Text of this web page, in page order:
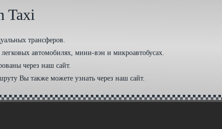
Taxi
трансферов.
автомобилях, мини-вэн и микроавтобусах.
через наш сайт.
Вы также можете узнать через наш сайт.